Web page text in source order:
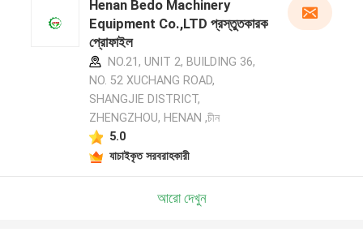
Henan Bedo Machinery
Equipment Co.,LTD প্রস্তুতকারক
প্রোফাইল
NO.21, UNIT 2, BUILDING 36,
NO. 52 XUCHANG ROAD,
SHANGJIE DISTRICT,
ZHENGZHOU, HENAN ,চীন
5.0
যাচাইকৃত সরবরাহকারী
আরো দেখুন